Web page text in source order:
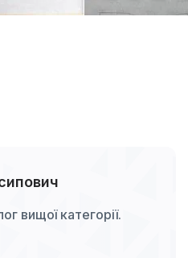
вищої категорії.